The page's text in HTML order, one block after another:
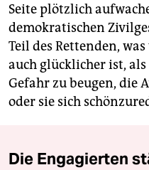
Seite plötzlich
demokratischen
Teil des Rettenden,
auch glücklicher ist,
Gefahr zu beugen, die
oder sie sich
Die Engagierten